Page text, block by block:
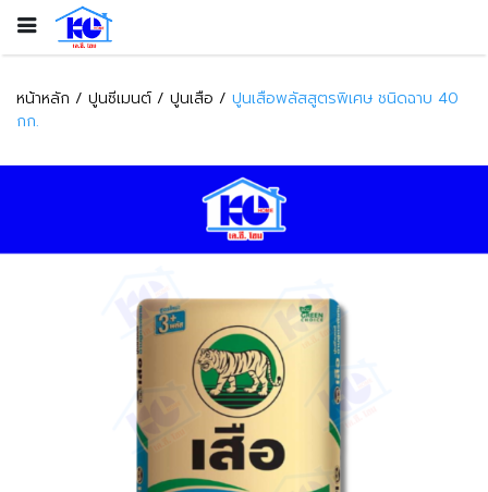
หน้าหลัก ปูนซีเมนต์ ปูนเสือ
ปูนเสือพลัสสูตรพิเศษ ชนิดฉาบ 40
กก.